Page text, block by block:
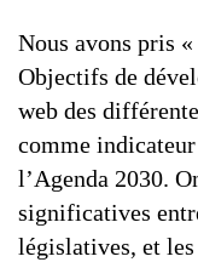
Nous avons pris
Objectifs de
web des
comme
l’Agenda 2030.
significatives
législatives, et